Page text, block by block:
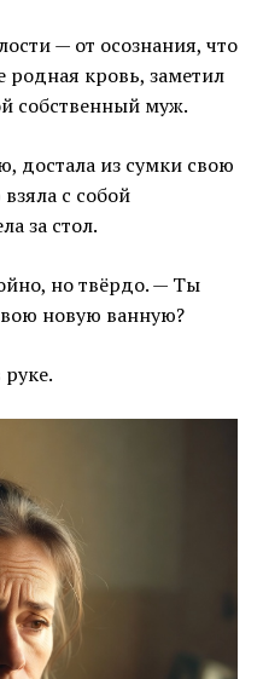
— от осознания, что
родная кровь, заметил
собственный муж.
достала из сумки свою
с собой
за стол.
но твёрдо. — Ты
новую ванную?